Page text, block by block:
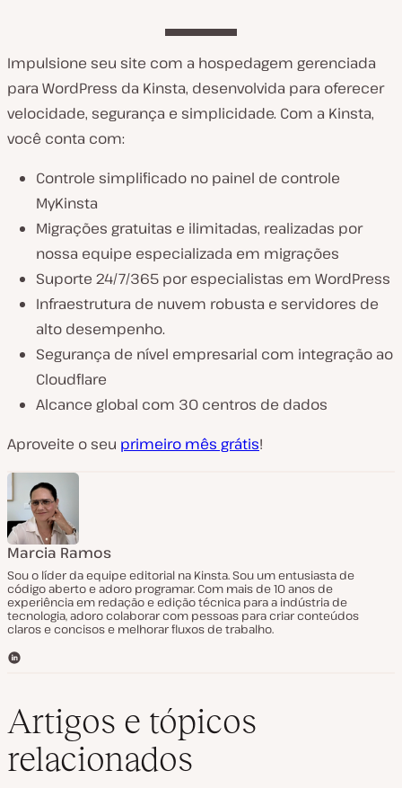
Impulsione seu site com a hospedagem gerenciada
para WordPress da Kinsta, desenvolvida para oferecer
velocidade, segurança e simplicidade. Com a Kinsta,
você conta com:
Controle simplificado no painel de controle
MyKinsta
Migrações gratuitas e ilimitadas, realizadas por
nossa equipe especializada em migrações
Suporte 24/7/365 por especialistas em WordPress
Infraestrutura de nuvem robusta e servidores de
alto desempenho.
Segurança de nível empresarial com integração ao
Cloudflare
Alcance global com 30 centros de dados
Aproveite o seu primeiro mês grátis!
Marcia Ramos
Sou o líder da equipe editorial na Kinsta. Sou um entusiasta de
código aberto e adoro programar. Com mais de 10 anos de
experiência em redação e edição técnica para a indústria de
tecnologia, adoro colaborar com pessoas para criar conteúdos
claros e concisos e melhorar fluxos de trabalho.
L
e
I
n
Artigos e tópicos
relacionados